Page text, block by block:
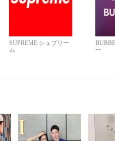
SUPREME シュプリー
ム
ー